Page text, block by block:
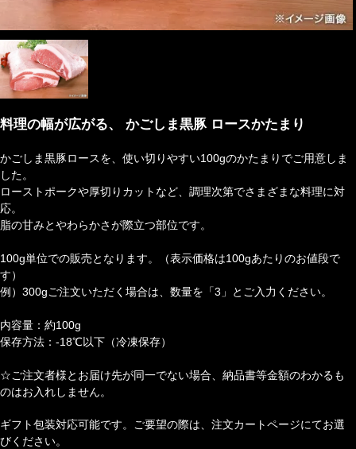
料理の幅が広がる、 かごしま黒豚 ロースかたまり
かごしま黒豚ロースを、使い切りやすい100gのかたまりでご用意しま
した。
ローストポークや厚切りカットなど、調理次第でさまざまな料理に対
応。
脂の甘みとやわらかさが際立つ部位です。
100g単位での販売となります。（表示価格は100gあたりのお値段で
す）
例）300gご注文いただく場合は、数量を「3」とご入力ください。
内容量：約100g
保存方法：-18℃以下（冷凍保存）
☆ご注文者様とお届け先が同一でない場合、納品書等金額のわかるも
のはお入れしません。
ギフト包装対応可能です。ご要望の際は、注文カートページにてお選
びください。